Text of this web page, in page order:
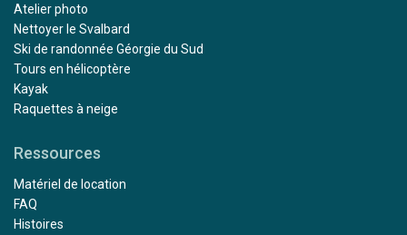
Atelier photo
Nettoyer le Svalbard
Ski de randonnée Géorgie du Sud
Tours en hélicoptère
Kayak
Raquettes à neige
Ressources
Matériel de location
FAQ
Histoires